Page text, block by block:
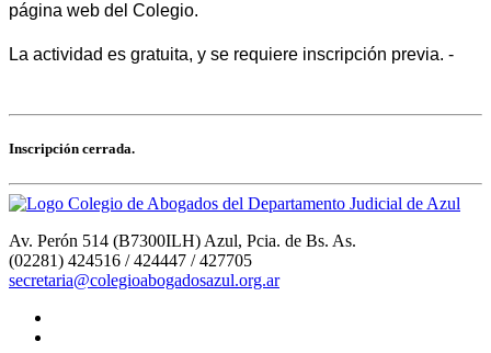
página web del Colegio.
La actividad es gratuita, y se requiere inscripción previa. -
Inscripción cerrada.
Av. Perón 514 (B7300ILH) Azul, Pcia. de Bs. As.
(02281) 424516 / 424447 / 427705
secretaria@colegioabogadosazul.org.ar